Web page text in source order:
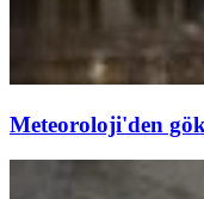
Meteoroloji'den